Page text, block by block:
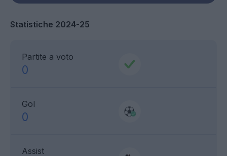
Statistiche 2024-25
Partite a voto
0
Gol
0
Assist